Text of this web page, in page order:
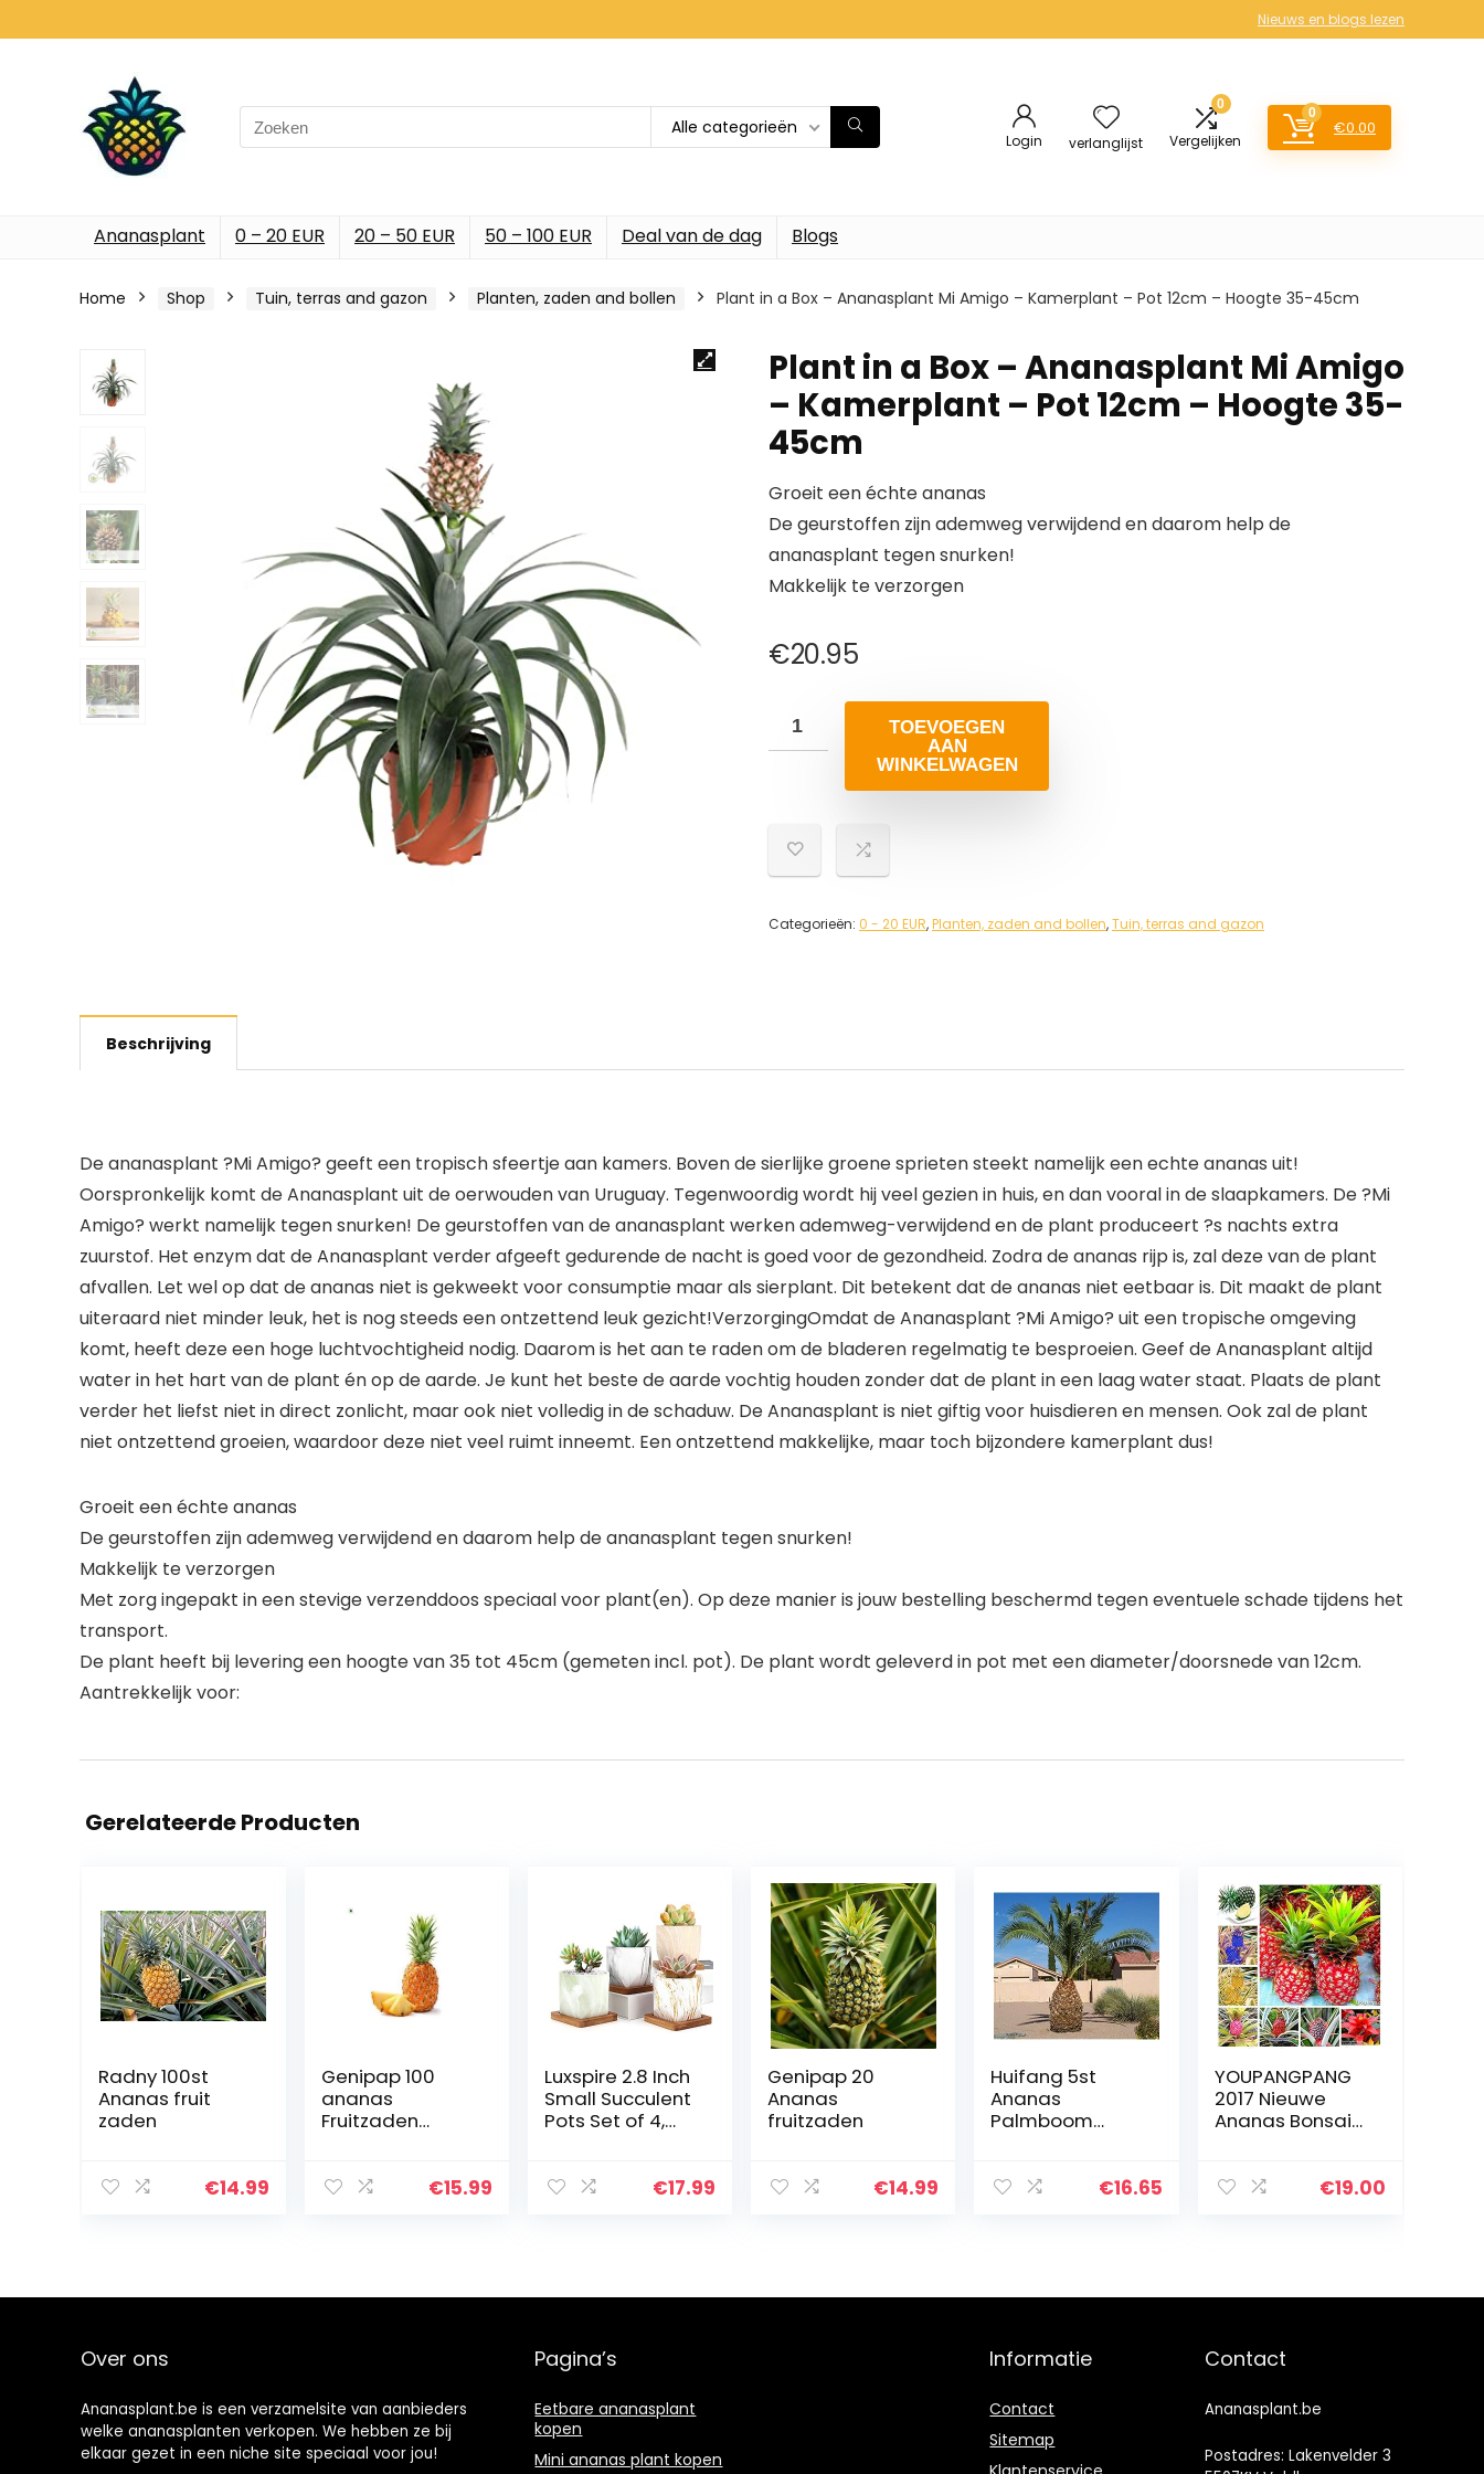
Nieuws en blogs lezen
Search
for:
Alle categorieën
Login verlanglijst
0
Vergelijken
0
€0.00
Ananasplant 0 – 20 EUR 20 – 50 EUR 50 – 100 EUR Deal van de dag Blogs
Home Shop Tuin, terras and gazon Planten, zaden and bollen Plant in a Box – Ananasplant Mi Amigo – Kamerplant – Pot 12cm – Hoogte 35-45cm
Plant in a Box – Ananasplant Mi Amigo
– Kamerplant – Pot 12cm – Hoogte 35-
45cm
Groeit een échte ananas
De geurstoffen zijn ademweg verwijdend en daarom help de
ananasplant tegen snurken!
Makkelijk te verzorgen
€20.95
TOEVOEGEN
AAN
WINKELWAGEN
Categorieën: 0 - 20 EUR,Planten, zaden and bollen,Tuin, terras and gazon
Beschrijving
De ananasplant ?Mi Amigo? geeft een tropisch sfeertje aan kamers. Boven de sierlijke groene sprieten steekt namelijk een echte ananas uit!
Oorspronkelijk komt de Ananasplant uit de oerwouden van Uruguay. Tegenwoordig wordt hij veel gezien in huis, en dan vooral in de slaapkamers. De ?Mi
Amigo? werkt namelijk tegen snurken! De geurstoffen van de ananasplant werken ademweg-verwijdend en de plant produceert ?s nachts extra
zuurstof. Het enzym dat de Ananasplant verder afgeeft gedurende de nacht is goed voor de gezondheid. Zodra de ananas rijp is, zal deze van de plant
afvallen. Let wel op dat de ananas niet is gekweekt voor consumptie maar als sierplant. Dit betekent dat de ananas niet eetbaar is. Dit maakt de plant
uiteraard niet minder leuk, het is nog steeds een ontzettend leuk gezicht!VerzorgingOmdat de Ananasplant ?Mi Amigo? uit een tropische omgeving
komt, heeft deze een hoge luchtvochtigheid nodig. Daarom is het aan te raden om de bladeren regelmatig te besproeien. Geef de Ananasplant altijd
water in het hart van de plant én op de aarde. Je kunt het beste de aarde vochtig houden zonder dat de plant in een laag water staat. Plaats de plant
verder het liefst niet in direct zonlicht, maar ook niet volledig in de schaduw. De Ananasplant is niet giftig voor huisdieren en mensen. Ook zal de plant
niet ontzettend groeien, waardoor deze niet veel ruimt inneemt. Een ontzettend makkelijke, maar toch bijzondere kamerplant dus!
Groeit een échte ananas
De geurstoffen zijn ademweg verwijdend en daarom help de ananasplant tegen snurken!
Makkelijk te verzorgen
Met zorg ingepakt in een stevige verzenddoos speciaal voor plant(en). Op deze manier is jouw bestelling beschermd tegen eventuele schade tijdens het
transport.
De plant heeft bij levering een hoogte van 35 tot 45cm (gemeten incl. pot). De plant wordt geleverd in pot met een diameter/doorsnede van 12cm.
Aantrekkelijk voor:
Gerelateerde Producten
Radny 100st
Ananas fruit
zaden
€14.99
Genipap 100
ananas
Fruitzaden
€15.99
Luxspire 2.8 Inch
Small Succulent
Pots Set of 4,
Succulent
€17.99
Genipap 20
Ananas
fruitzaden
€14.99
Huifang 5st
Ananas
Palmboom
€16.65
YOUPANGPANG
2017 Nieuwe
Ananas Bonsai
Plant Boom Fruit
€19.00
Over ons
Ananasplant.be is een verzamelsite van aanbieders
welke ananasplanten verkopen. We hebben ze bij
elkaar gezet in een niche site speciaal voor jou!
Pagina’s
Eetbare ananasplant
kopen
Mini ananas plant kopen
Informatie
Contact
Sitemap
Contact
Ananasplant.be
Postadres: Lakenvelder 3